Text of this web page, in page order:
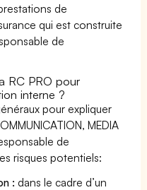
de
qui est construite
de
RC PRO pour
interne ?
pour expliquer
MEDIA
de
risques potentiels:
: dans le cadre d’un